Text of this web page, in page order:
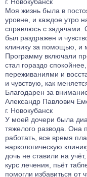
Моя жизнь была в
уровне, и каждое утро
справлюсь с задачами.
был раздражен и
клинику за помощью, и
Программу включали
стал гораздо
переживаниями и
и чувствую, как
Благодарен за
Александр Павлович
г. Новокубанск
У моей дочери была
тяжелого развода. Она
работать, все время
наркологическую
дочь не ставили на
курс лечения, пьёт
помогли избавиться от